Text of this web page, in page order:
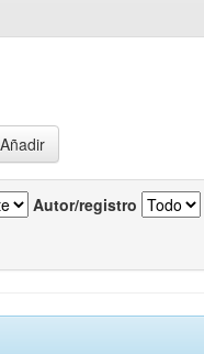
Autor/registro